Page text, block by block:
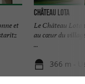
et
Château Lota
Le Château Lota
au cœur du
...
366 m -